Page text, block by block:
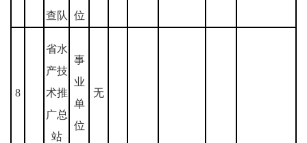
查队
位
8
省水
产技
术推
广总
站
事
业
单
位
无